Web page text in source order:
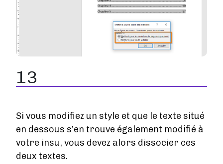
13
Si vous modifiez un style et que le texte situé
en dessous s’en trouve également modifié à
votre insu, vous devez alors dissocier ces
deux textes.